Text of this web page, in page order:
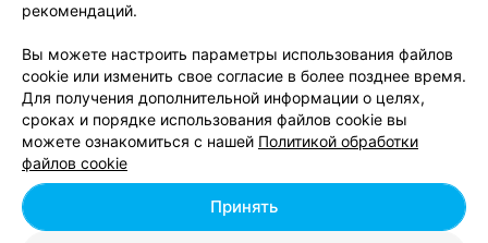
Вам будет интересно
Пиццерии возле метро Борисовский тракт
Пиццерии возле метро Восток
Пиццерии возле метро Грушевка
рекомендаций.
Вы можете настроить параметры использования файлов
cookie или изменить свое согласие в более позднее время.
Для получения дополнительной информации о целях,
сроках и порядке использования файлов cookie вы
можете ознакомиться с нашей Политикой обработки
файлов cookie
Принять